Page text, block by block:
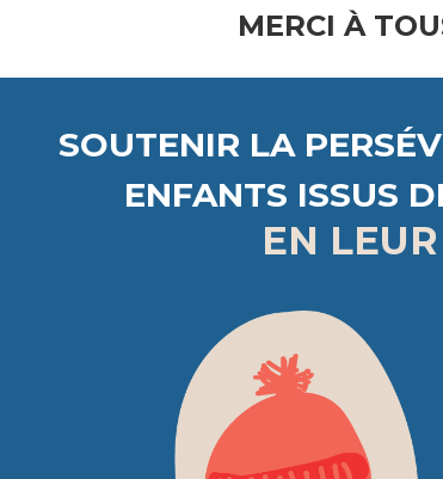
MERCI À
SOUTENIR LA
ENFANTS ISSUS
EN